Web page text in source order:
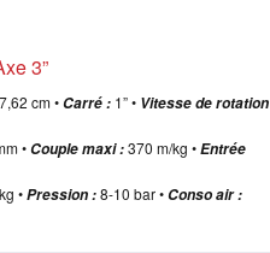
3”
cm •Carré : 1” • Vitesse de rotation
•Couple maxi :370 m/kg •Entrée
•Pression :8-10 bar •Conso air :